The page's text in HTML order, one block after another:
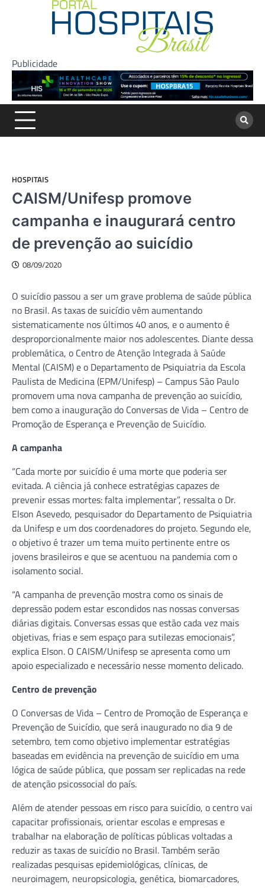
Publicidade
HOSPITAIS
CAISM/Unifesp promove
campanha e inaugurará centro
de prevenção ao suicídio
08/09/2020
O suicídio passou a ser um grave problema de saúde pública
no Brasil. As taxas de suicídio vêm aumentando
sistematicamente nos últimos 40 anos, e o aumento é
desproporcionalmente maior nos adolescentes. Diante dessa
problemática, o Centro de Atenção Integrada à Saúde
Mental (CAISM) e o Departamento de Psiquiatria da Escola
Paulista de Medicina (EPM/Unifesp) – Campus São Paulo
promovem uma nova campanha de prevenção ao suicídio,
bem como a inauguração do Conversas de Vida – Centro de
Promoção de Esperança e Prevenção de Suicídio.
A campanha
“Cada morte por suicídio é uma morte que poderia ser
evitada. A ciência já conhece estratégias capazes de
prevenir essas mortes: falta implementar”, ressalta o Dr.
Elson Asevedo, pesquisador do Departamento de Psiquiatria
da Unifesp e um dos coordenadores do projeto. Segundo ele,
o objetivo é trazer um tema muito pertinente entre os
jovens brasileiros e que se acentuou na pandemia com o
isolamento social.
“A campanha de prevenção mostra como os sinais de
depressão podem estar escondidos nas nossas conversas
diárias digitais. Conversas essas que estão cada vez mais
objetivas, frias e sem espaço para sutilezas emocionais”,
explica Elson. O CAISM/Unifesp se apresenta como um
apoio especializado e necessário nesse momento delicado.
Centro de prevenção
O Conversas de Vida – Centro de Promoção de Esperança e
Prevenção de Suicídio, que será inaugurado no dia 9 de
setembro, tem como objetivo implementar estratégias
baseadas em evidência na prevenção de suicídio em uma
lógica de saúde pública, que possam ser replicadas na rede
de atenção psicossocial do país.
Além de atender pessoas em risco para suicídio, o centro vai
capacitar profissionais, orientar escolas e empresas e
trabalhar na elaboração de políticas públicas voltadas a
reduzir as taxas de suicídio no Brasil. Também serão
realizadas pesquisas epidemiológicas, clínicas, de
neuroimagem, neuropsicologia, genética, biomarcadores,